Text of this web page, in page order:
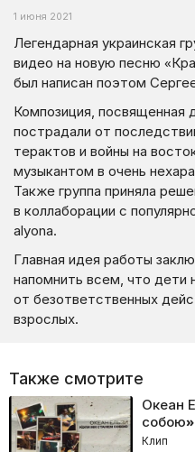
1 июня 2021
Легендарная украинская
видео на новую песню
был написан поэтом
Композиция, посвященная
пострадали от
терактов и войны на
музыкантом в очень
Также группа приняла
в коллаборации с
alyona.
Главная идея работы
напомнить всем, что
от безответственных
взрослых.
Также смотрите
Океан
собою»
Клип